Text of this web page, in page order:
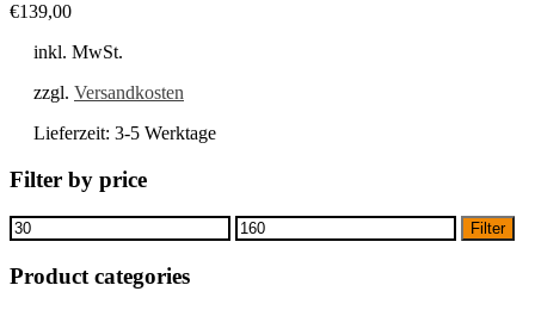
€139,00
inkl. MwSt.
zzgl. Versandkosten
Lieferzeit: 3-5 Werktage
Filter by price
Min.
Preis
Max.
Preis
Filter
Product categories